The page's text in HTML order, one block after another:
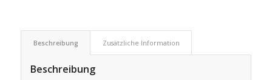
Beschreibung Zusätzliche Information
Beschreibung